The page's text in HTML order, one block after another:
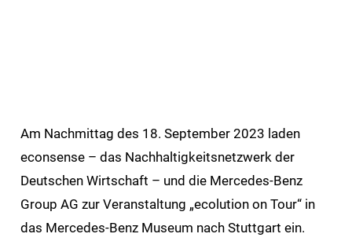
Am Nachmittag des 18. September 2023 laden
econsense – das Nachhaltigkeitsnetzwerk der
Deutschen Wirtschaft – und die Mercedes-Benz
Group AG zur Veranstaltung „ecolution on Tour“ in
das Mercedes-Benz Museum nach Stuttgart ein.